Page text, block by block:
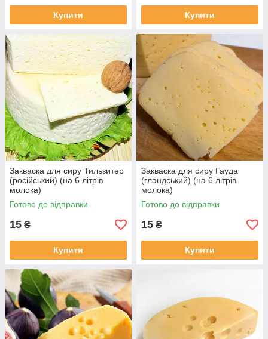
Купити Купити
Закваска для сиру Тильзитер
(російський) (на 6 літрів
молока)
Готово до відправки
15 ₴
Купити
Закваска для сиру Гауда
(гландський) (на 6 літрів
молока)
Готово до відправки
15 ₴
Купити